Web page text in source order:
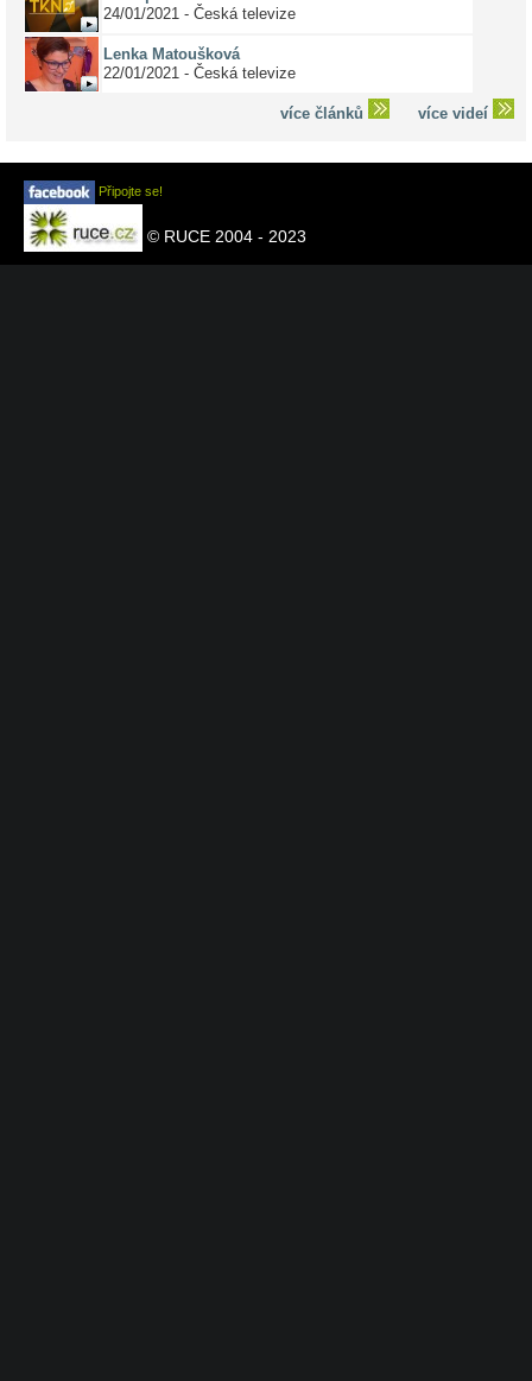
24/01/2021 - Česká televize
Lenka Matoušková
22/01/2021 - Česká televize
více článků více videí
Připojte se!
© RUCE 2004 - 2023